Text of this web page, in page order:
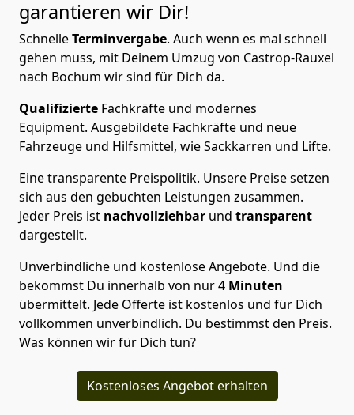
garantieren wir Dir!
SchnelleTerminvergabe. Auch wenn es mal schnell
gehen muss, mit Deinem Umzug von Castrop-Rauxel
nach Bochum wir sind für Dich da.
Qualifizierte Fachkräfte und modernes
Equipment. Ausgebildete Fachkräfte und neue
Fahrzeuge und Hilfsmittel, wie Sackkarren und Lifte.
Eine transparente Preispolitik. Unsere Preise setzen
sich aus den gebuchten Leistungen zusammen.
Jeder Preis ist nachvollziehbar und transparent
dargestellt.
Unverbindliche und kostenlose Angebote. Und die
bekommst Du innerhalb von nur4 Minuten
übermittelt. Jede Offerte ist kostenlos und für Dich
vollkommen unverbindlich. Du bestimmst den Preis.
Was können wir für Dich tun?
Kostenloses Angebot erhalten